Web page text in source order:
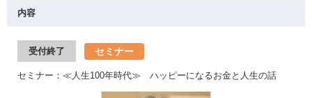
内容
受付終了 セミナー
セミナー：≪人生100年時代≫ ハッピーになるお金と人生の話